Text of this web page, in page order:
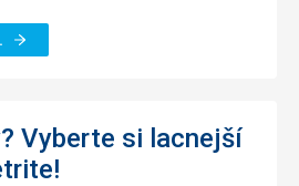
Vyberte si lacnejší